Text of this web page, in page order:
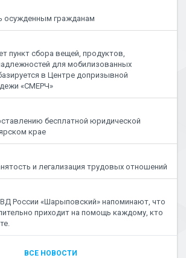
осужденным гражданам
пункт сбора вещей, продуктов,
для мобилизованных
в Центре допризывной
«СМЕРЧ»
бесплатной юридической
крае
и легализация трудовых отношений
России «Шарыповский» напоминают, что
приходит на помощь каждому, кто
ВСЕ НОВОСТИ